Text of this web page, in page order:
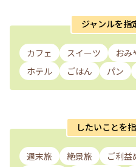
ジャンルを指
カフェ スイーツ おみ
ホテル
ごはん パン
したいことを
週末旅 絶景旅 ご利益